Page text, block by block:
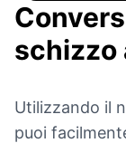
schizzo
Utilizzando il
puoi